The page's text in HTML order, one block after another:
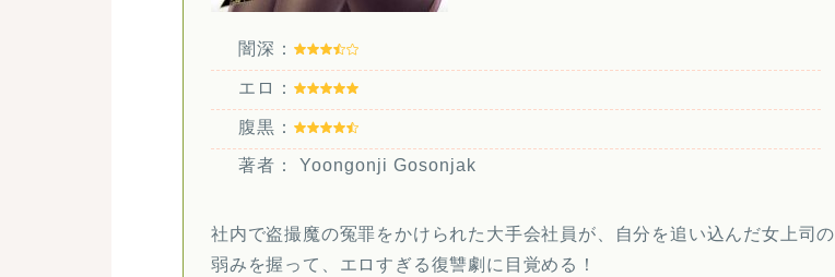
闇深：
エロ：
腹黒：
著者： Yoongonji Gosonjak
社内で盗撮魔の冤罪をかけられた大手会社員が、自分を追い込んだ女上司の
弱みを握って、エロすぎる復讐劇に目覚める！